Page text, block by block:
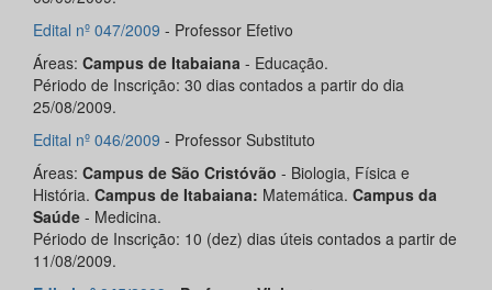
Edital nº 047/2009 - Professor Efetivo
Áreas: Campus de Itabaiana - Educação.
Périodo de Inscrição: 30 dias contados a partir do dia
25/08/2009.
Edital nº 046/2009 - Professor Substituto
Áreas: Campus de São Cristóvão - Biologia, Física e
História. Campus de Itabaiana: Matemática. Campus da
Saúde - Medicina.
Périodo de Inscrição: 10 (dez) dias úteis contados a partir de
11/08/2009.